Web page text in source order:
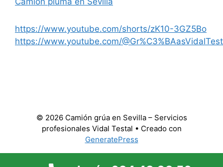
https://www.youtube.com/shorts/zK10-3GZ5Bo
https://www.youtube.com/
© 2026 Camión grúa en Sevilla – Servicios
profesionales Vidal Testal • Creado con
GeneratePress